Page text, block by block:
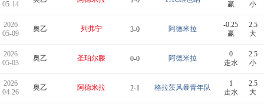
05-14
赢
小
2026
05-09
奥乙 列弗宁 3-0 阿德米拉
-0.25
赢
2.5
大
2026
05-03
奥乙 圣珀尔滕 0-0 阿德米拉
0
走水
2.5
小
2026
04-26
奥乙 阿德米拉 2-1 格拉茨风暴青年队
1
走水
2.5
大